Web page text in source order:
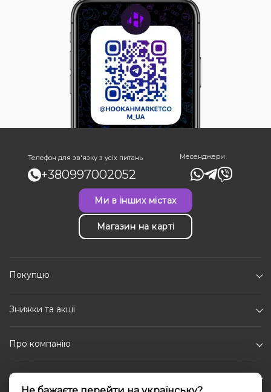
Телефон для зв'язку з усіх питань
+380997002052
Месенджери
Ми в інших містах
Магазин на карті
Покупцю
Знижки та акції
Про компанію
Каталог